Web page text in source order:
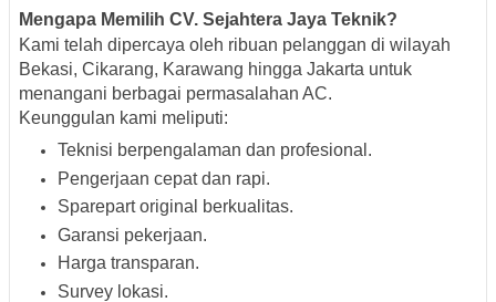
Mengapa Memilih CV. Sejahtera Jaya Teknik?
Kami telah dipercaya oleh ribuan pelanggan di wilayah
Bekasi, Cikarang, Karawang hingga Jakarta untuk
menangani berbagai permasalahan AC.
Keunggulan kami meliputi:
Teknisi berpengalaman dan profesional.
Pengerjaan cepat dan rapi.
Sparepart original berkualitas.
Garansi pekerjaan.
Harga transparan.
Survey lokasi.